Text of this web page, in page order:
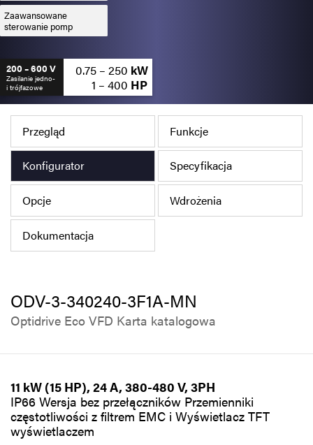
Zaawansowane
sterowanie pomp
200 – 600 V
Zasilanie jedno-
i trójfazowe
0.75 – 250 kW
1 – 400 HP
Przegląd Funkcje
Konfigurator Specyfikacja
Opcje Wdrożenia
Dokumentacja
ODV-3-340240-3F1A-MN
Optidrive Eco VFD Karta katalogowa
11 kW (15 HP), 24 A, 380-480 V, 3PH
IP66 Wersja bez przełączników Przemienniki
częstotliwości z filtrem EMC i Wyświetlacz TFT
wyświetlaczem
Polityka prywatności
Mapa strony
iSource Rejestracja